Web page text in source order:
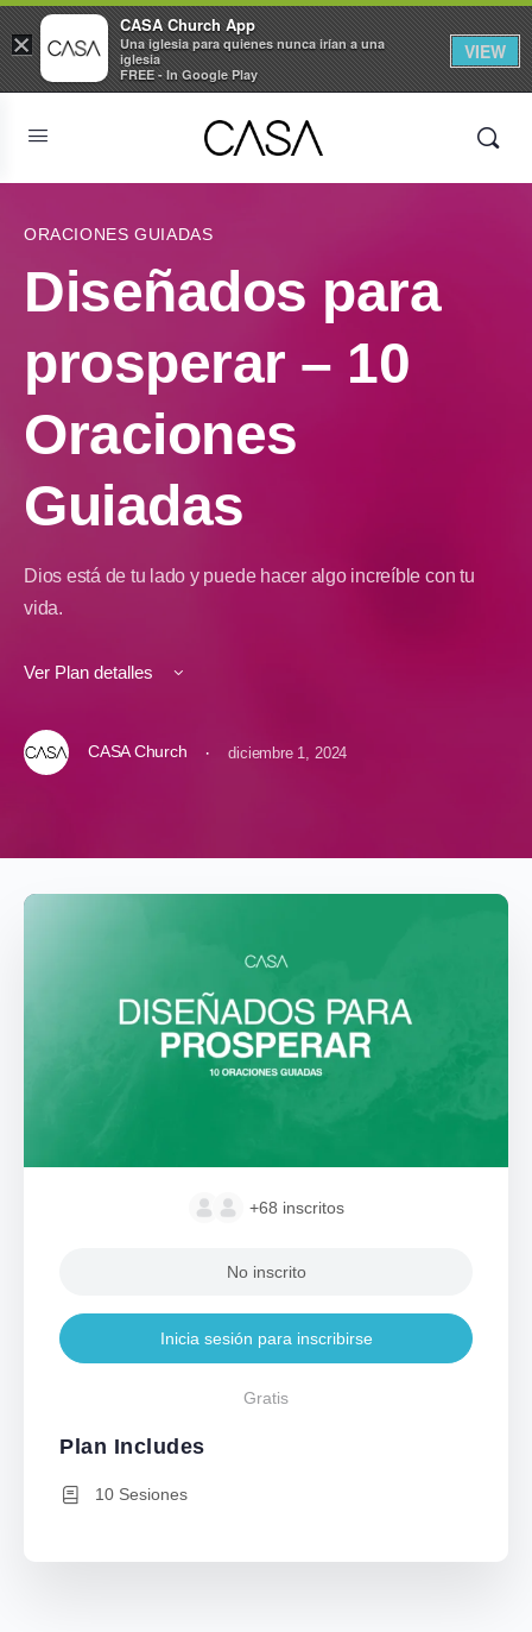
ORACIONES GUIADAS
Diseñados para
prosperar – 10
Oraciones
Guiadas
Dios está de tu lado y puede hacer algo increíble con tu
vida.
Ver Plan detalles
CASA Church · diciembre 1, 2024
+68 inscritos
No inscrito
Inicia sesión para inscribirse
Gratis
Plan Includes
10 Sesiones
×
CASA Church App
Una iglesia para quienes nunca irían a una
iglesia
FREE - In Google Play
VIEW